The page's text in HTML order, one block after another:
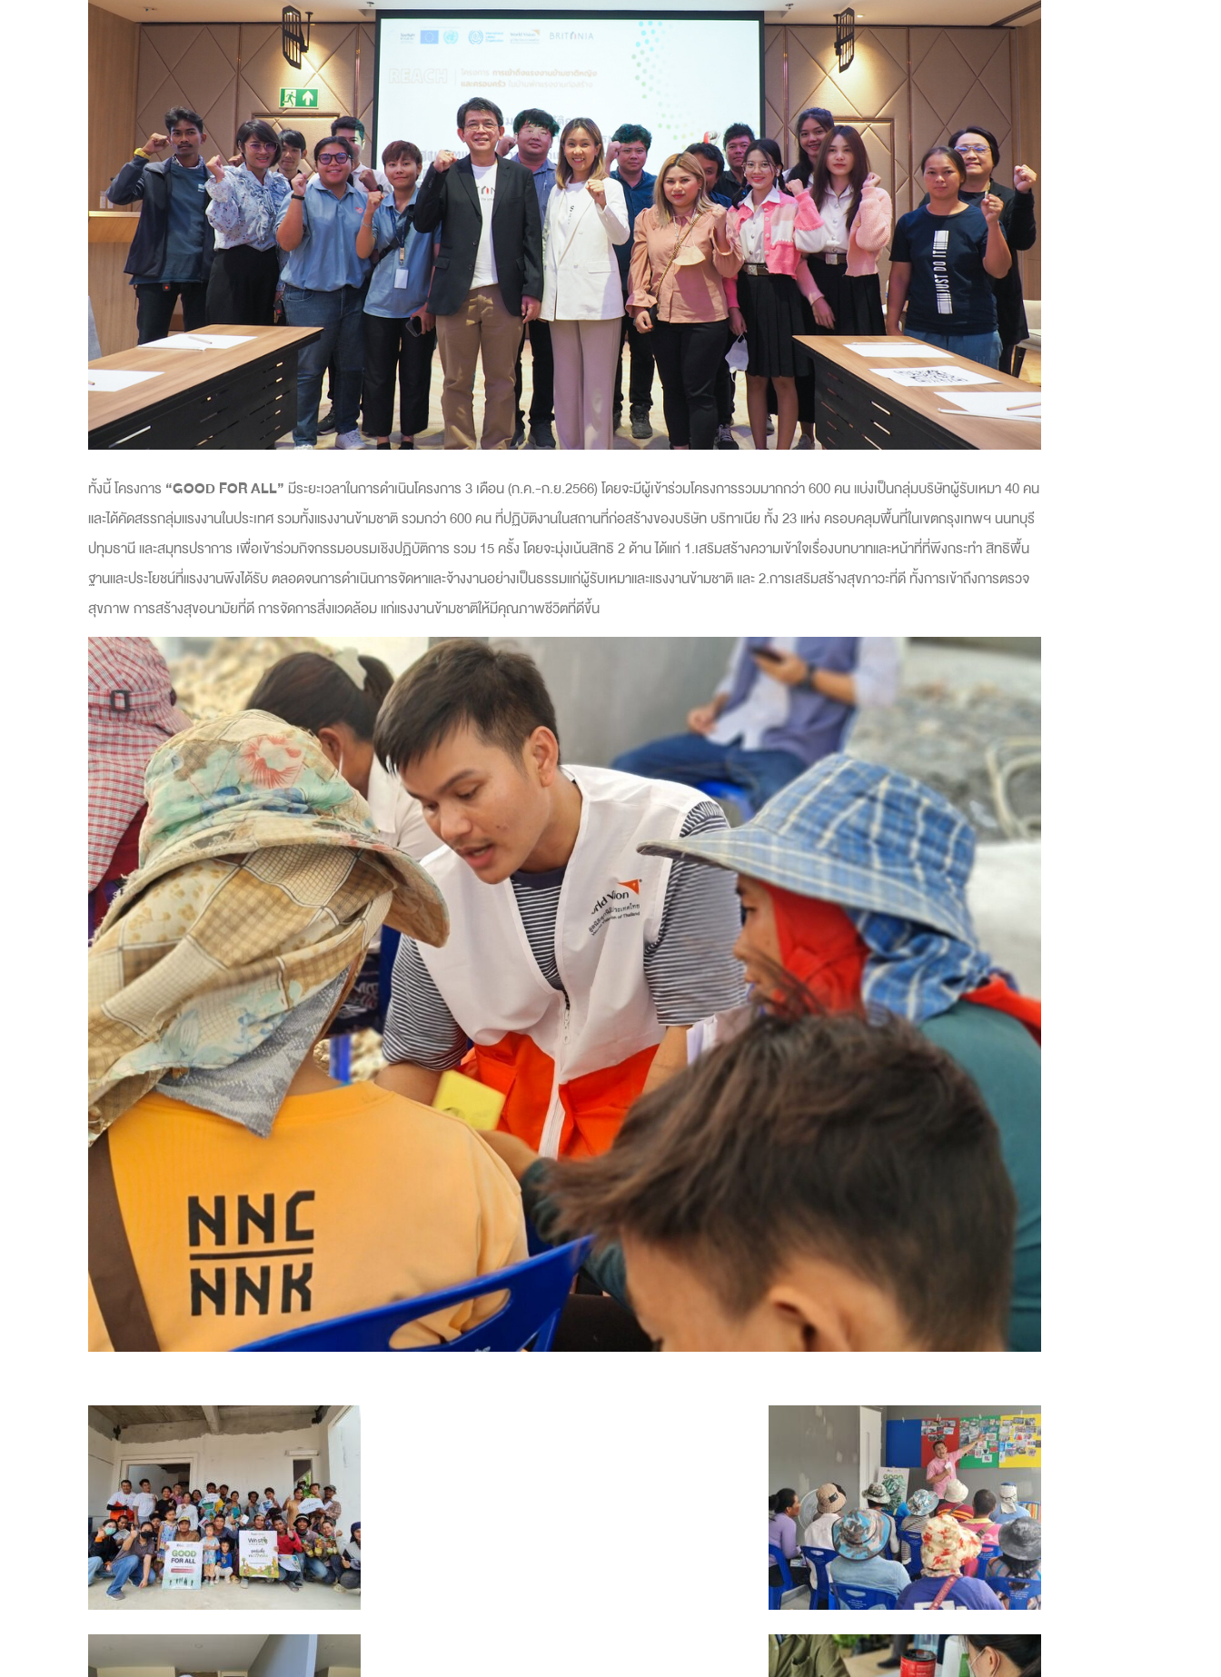
ทั้งนี้ โครงการ “GOOD FOR ALL” มีระยะเวลาในการดำเนินโครงการ 3 เดือน (ก.ค.-ก.ย.2566) โดยจะมีผู้เข้าร่วมโครงการรวมมากกว่า 600 คน แบ่งเป็นกลุ่มบริษัทผู้รับเหมา 40 คน
และได้คัดสรรกลุ่มแรงงานในประเทศ รวมทั้งแรงงานข้ามชาติ รวมกว่า 600 คน ที่ปฏิบัติงานในสถานที่ก่อสร้างของบริษัท บริทาเนีย ทั้ง 23 แห่ง ครอบคลุมพื้นที่ในเขตกรุงเทพฯ นนทบุรี
ปทุมธานี และสมุทรปราการ เพื่อเข้าร่วมกิจกรรมอบรมเชิงปฏิบัติการ รวม 15 ครั้ง โดยจะมุ่งเน้นสิทธิ 2 ด้าน ได้แก่ 1.เสริมสร้างความเข้าใจเรื่องบทบาทและหน้าที่ที่พึงกระทำ สิทธิพื้น
ฐานและประโยชน์ที่แรงงานพึงได้รับ ตลอดจนการดำเนินการจัดหาและจ้างงานอย่างเป็นธรรมแก่ผู้รับเหมาและแรงงานข้ามชาติ และ 2.การเสริมสร้างสุขภาวะที่ดี ทั้งการเข้าถึงการตรวจ
สุขภาพ การสร้างสุขอนามัยที่ดี การจัดการสิ่งแวดล้อม แก่แรงงานข้ามชาติให้มีคุณภาพชีวิตที่ดีขึ้น